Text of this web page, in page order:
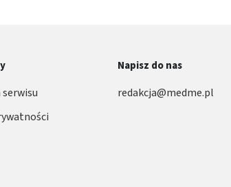
Napisz do nas
redakcja@medme.pl